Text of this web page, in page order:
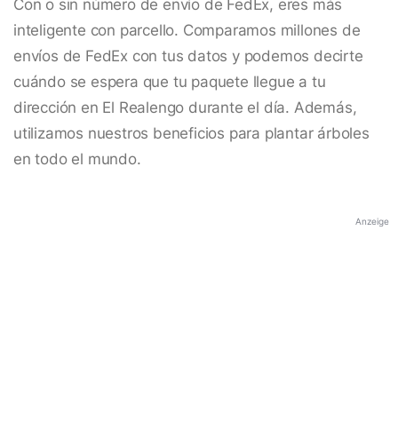
Con o sin número de envío de FedEx, eres más
inteligente con parcello. Comparamos millones de
envíos de FedEx con tus datos y podemos decirte
cuándo se espera que tu paquete llegue a tu
dirección en El Realengo durante el día. Además,
utilizamos nuestros beneficios para plantar árboles
en todo el mundo.
Anzeige